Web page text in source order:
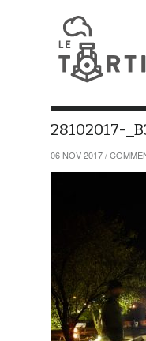
28102017-
06 NOV 2017 /